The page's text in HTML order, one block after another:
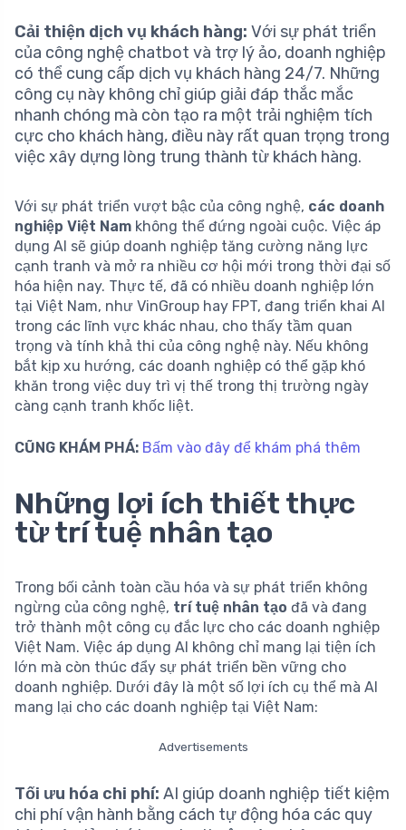
Cải thiện dịch vụ khách hàng: Với sự phát triển
của công nghệ chatbot và trợ lý ảo, doanh nghiệp
có thể cung cấp dịch vụ khách hàng 24/7. Những
công cụ này không chỉ giúp giải đáp thắc mắc
nhanh chóng mà còn tạo ra một trải nghiệm tích
cực cho khách hàng, điều này rất quan trọng trong
việc xây dựng lòng trung thành từ khách hàng.
Với sự phát triển vượt bậc của công nghệ, các doanh
nghiệp Việt Nam không thể đứng ngoài cuộc. Việc áp
dụng AI sẽ giúp doanh nghiệp tăng cường năng lực
cạnh tranh và mở ra nhiều cơ hội mới trong thời đại số
hóa hiện nay. Thực tế, đã có nhiều doanh nghiệp lớn
tại Việt Nam, như VinGroup hay FPT, đang triển khai AI
trong các lĩnh vực khác nhau, cho thấy tầm quan
trọng và tính khả thi của công nghệ này. Nếu không
bắt kịp xu hướng, các doanh nghiệp có thể gặp khó
khăn trong việc duy trì vị thế trong thị trường ngày
càng cạnh tranh khốc liệt.
CŨNG KHÁM PHÁ: Bấm vào đây để khám phá thêm
Những lợi ích thiết thực
từ trí tuệ nhân tạo
Trong bối cảnh toàn cầu hóa và sự phát triển không
ngừng của công nghệ, trí tuệ nhân tạo đã và đang
trở thành một công cụ đắc lực cho các doanh nghiệp
Việt Nam. Việc áp dụng AI không chỉ mang lại tiện ích
lớn mà còn thúc đẩy sự phát triển bền vững cho
doanh nghiệp. Dưới đây là một số lợi ích cụ thể mà AI
mang lại cho các doanh nghiệp tại Việt Nam:
Advertisements
Tối ưu hóa chi phí: AI giúp doanh nghiệp tiết kiệm
chi phí vận hành bằng cách tự động hóa các quy